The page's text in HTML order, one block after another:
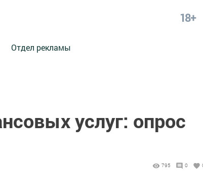
18+
Отдел рекламы
услуг: опрос
795 0